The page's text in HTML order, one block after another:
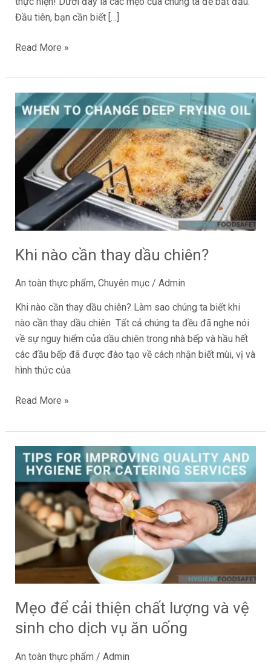
Đầu tiên, bạn cần biết […]
Read More »
Khi nào cần thay dầu chiên?
An toàn thực phẩm, Chuyên mục/ Admin
Khi nào cần thay dầu chiên? Làm sao chúng ta biết khi
nào cần thay dầu chiên Tất cả chúng ta đều đã nghe nói
về sự nguy hiểm của dầu chiên trong nhà bếp và hầu hết
các đầu bếp đã được đào tạo về cách nhận biết mùi, vị và
hình thức của
Khi
nào
cần
thay
dầu
chiên?
Read More »
Mẹo để cải thiện chất lượng và vệ
sinh cho dịch vụ ăn uống
An toàn thực phẩm / Admin
Mẹo
cải
thiện
chất
lượng
và
vệ
dịch
vụ
uống